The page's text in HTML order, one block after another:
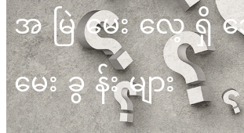
အမြဲမေးလေ့ရှိ
မေးခွန်းများ